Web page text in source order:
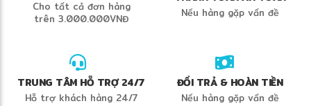
Cho tất cả đơn hàng
trên 3.000.000VNĐ
Nếu hàng gặp vấn đề
TRUNG TÂM HỖ TRỢ 24/7
Hỗ trợ khách hàng 24/7
ĐỔI TRẢ & HOÀN TIỀN
Nếu hàng gặp vấn đề